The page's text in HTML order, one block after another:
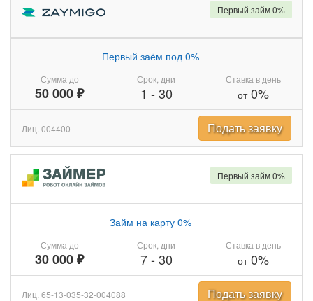
Сумма до
50 000 ₽
Первый заём под 0%
Срок, дни
1 - 30
Ставка в день
от0%
Первый займ 0%
Лиц. 004400 Подать заявку
Сумма до
30 000 ₽
Займ на карту 0%
Срок, дни
7- 30
Ставка в день
от0%
Первый займ 0%
Лиц. 65-13-035-32-004088 Подать заявку